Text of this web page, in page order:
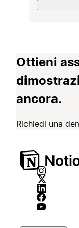
Ottieni
ancora.
Richiedi una